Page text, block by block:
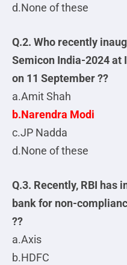
d.None of these
Q.2. Who recently
Semicon India-2024 at
on 11 September ??
a.Amit Shah
b.Narendra Modi
c.JP Nadda
d.None of these
Q.3. Recently, RBI has
bank for non-
??
a.Axis
b.HDFC